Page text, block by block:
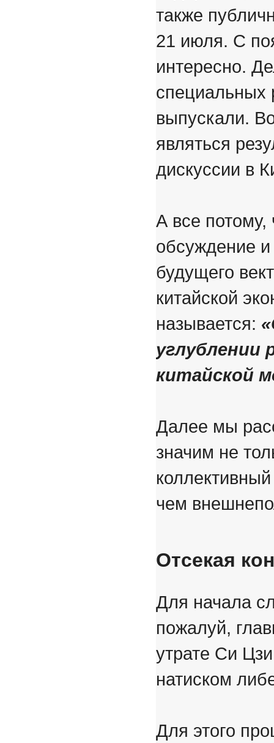
также
21 июля. С
интересно.
специальных
выпускали.
являться
дискуссии в
А все потому,
обсуждение и
будущего
китайской
называется:
углублении
китайской
Далее мы
значим не
чем
Отсекая
Для начала
пожалуй,
утрате Си
натиском
Для этого